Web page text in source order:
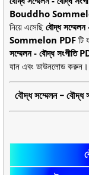
Bouddho
নিয়ে এসেছি বৌদ্ধ
Sommelon PDF টি
সম্মেলন - বৌদ্ধ সংগীতি
যান এবং ডাউনলোড করুন।
বৌদ্ধ সম্মেলন -